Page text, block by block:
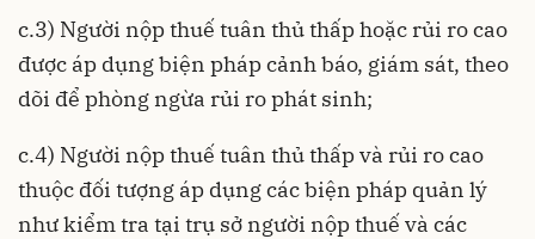
c.3) Người nộp thuế tuân thủ thấp hoặc rủi ro cao
được áp dụng biện pháp cảnh báo, giám sát, theo
dõi để phòng ngừa rủi ro phát sinh;
c.4) Người nộp thuế tuân thủ thấp và rủi ro cao
thuộc đối tượng áp dụng các biện pháp quản lý
như kiểm tra tại trụ sở người nộp thuế và các